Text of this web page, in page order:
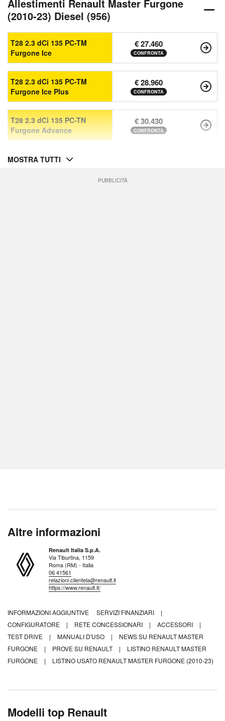
Allestimenti Renault Master Furgone
(2010-23) Diesel (956)
T28 2.3 dCi 135 PC-TM
Furgone Ice
€ 27.460
CONFRONTA
T28 2.3 dCi 135 PC-TM
Furgone Ice Plus
€ 28.960
CONFRONTA
T28 2.3 dCi 135 PC-TN
Furgone Advance
€ 30.430
CONFRONTA
MOSTRA TUTTI
PUBBLICITÀ
Altre informazioni
Renault Italia S.p.A.
Via Tiburtina, 1159
Roma (RM) - Italia
06 41561
relazioni.clientela@renault.it
https://www.renault.it/
INFORMAZIONI AGGIUNTIVE SERVIZI FINANZIARI
|
CONFIGURATORE
| RETE CONCESSIONARI | ACCESSORI
|
TEST DRIVE
| MANUALI D'USO |
NEWS SU RENAULT MASTER
FURGONE
| PROVE SU RENAULT |
LISTINO RENAULT MASTER
FURGONE
| LISTINO USATO RENAULT MASTER FURGONE (2010-23)
Modelli top Renault